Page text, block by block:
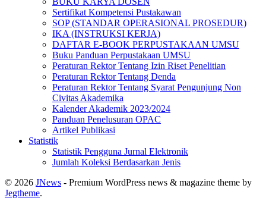
Sertifikat Kompetensi Pustakawan
SOP (STANDAR OPERASIONAL PROSEDUR)
IKA (INSTRUKSI KERJA)
DAFTAR E-BOOK PERPUSTAKAAN UMSU
Buku Panduan Perpustakaan UMSU
Peraturan Rektor Tentang Izin Riset Penelitian
Peraturan Rektor Tentang Denda
Peraturan Rektor Tentang Syarat Pengunjung Non
Civitas Akademika
Kalender Akademik 2023/2024
Panduan Penelusuran OPAC
Artikel Publikasi
Statistik
Statistik Pengguna Jurnal Elektronik
Jumlah Koleksi Berdasarkan Jenis
© 2026 JNews - Premium WordPress news & magazine theme by
Jegtheme.